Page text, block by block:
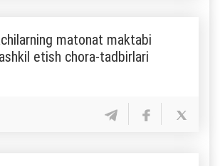
matonat maktabi
etish chora-tadbirlari